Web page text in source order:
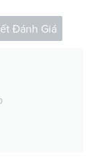
Đánh Giá